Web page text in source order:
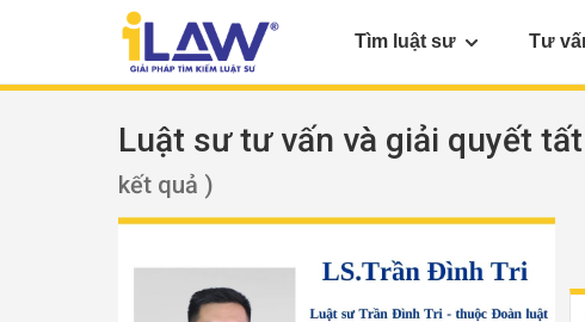
Tìm luật sư Tư
Luật sư tư vấn và giải quyết
kết quả )